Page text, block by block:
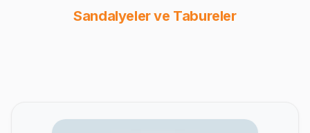
Sandalyeler ve Tabureler